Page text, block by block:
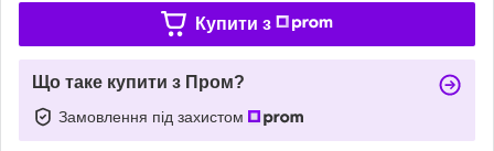
Купити з
Що таке купити з Пром?
Замовлення під захистом